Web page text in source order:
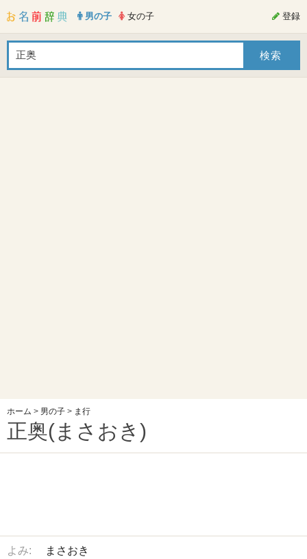
男の子 女の子 登録
ホーム > 男の子 > ま行
正奥(まさおき)
よみ:
まさおき